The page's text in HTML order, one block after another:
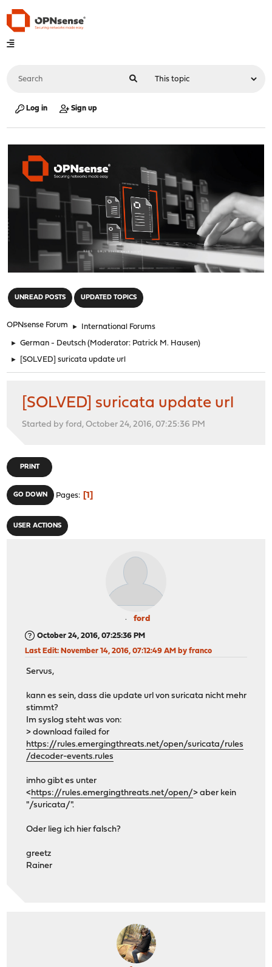
Log in Sign up
UNREAD POSTS UPDATED TOPICS
OPNsense Forum ► International Forums
► German - Deutsch (Moderator: Patrick M. Hausen)
► [SOLVED] suricata update url
[SOLVED] suricata update url
Started by ford, October 24, 2016, 07:25:36 PM
PRINT
GO DOWN Pages 1
USER ACTIONS
ford
October 24, 2016, 07:25:36 PM
Last Edit: November 14, 2016, 07:12:49 AM by franco
Servus,
kann es sein, dass die update url von suricata nicht mehr
stimmt?
Im syslog steht was von:
> download failed for
https://rules.emergingthreats.net/open/suricata/rules
/decoder-events.rules
imho gibt es unter
<https://rules.emergingthreats.net/open/> aber kein
"/suricata/".
Oder lieg ich hier falsch?
greetz
Rainer